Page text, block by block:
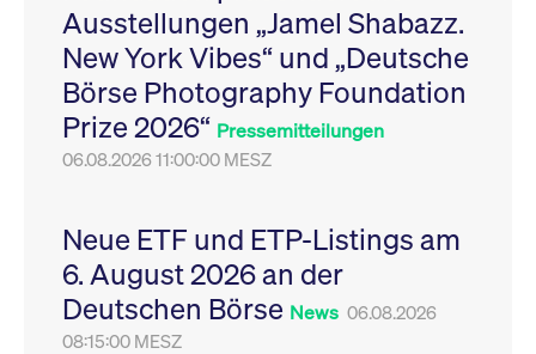
Ausstellungen „Jamel Shabazz.
New York Vibes“ und „Deutsche
Börse Photography Foundation
Prize 2026“ Pressemitteilungen
06.08.2026 11:00:00 MESZ
Neue ETF und ETP-Listings am
6. August 2026 an der
Deutschen Börse News 06.08.2026
08:15:00 MESZ
Leistung der Website
zu messen. Es handelt
sich um ein Muster-
Cookie, bei dem auf
das Präfix _pk_ses
eine kurze Reihe von
VISITOR_PRIVACY_METADATA
YouTube
.youtube.com
6
Monate
Dieses Cookie dient
Speicherung der
Einwilligungs- und
des Nutzers für ihre
Interaktion mit der
Sitzungen geehrt